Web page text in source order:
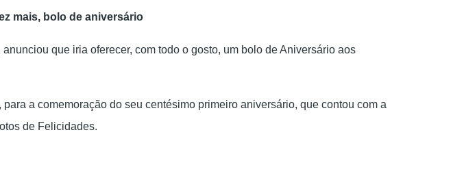
mais, bolo de aniversário
que iria oferecer, com todo o gosto, um bolo de Aniversário aos
a comemoração do seu centésimo primeiro aniversário, que contou com a
de Felicidades.